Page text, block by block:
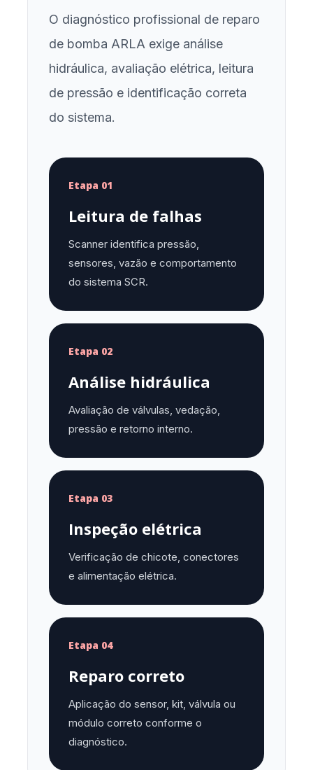
O diagnóstico profissional de reparo
de bomba ARLA exige análise
hidráulica, avaliação elétrica, leitura
de pressão e identificação correta
do sistema.
Etapa 01
Leitura de falhas
Scanner identifica pressão,
sensores, vazão e comportamento
do sistema SCR.
Etapa 02
Análise hidráulica
Avaliação de válvulas, vedação,
pressão e retorno interno.
Etapa 03
Inspeção elétrica
Verificação de chicote, conectores
e alimentação elétrica.
Etapa 04
Reparo correto
Aplicação do sensor, kit, válvula ou
módulo correto conforme o
diagnóstico.